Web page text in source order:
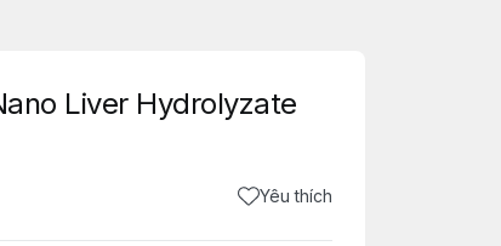
Liver Hydrolyzate
Yêu thích